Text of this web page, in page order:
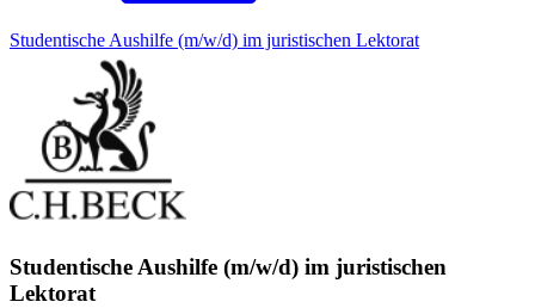
Studentische Aushilfe (m/w/d) im juristischen Lektorat
Studentische Aushilfe (m/w/d) im juristischen
Lektorat